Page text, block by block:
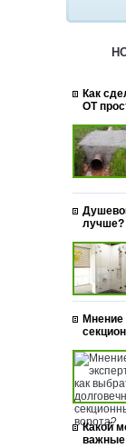
Как
ОТ
лучше?
Мнение
Какой
важные